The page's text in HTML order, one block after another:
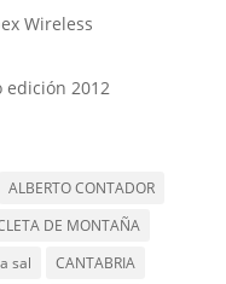
Wireless
edición 2012
ALBERTO CONTADOR
DE MONTAÑA
sal
CANTABRIA